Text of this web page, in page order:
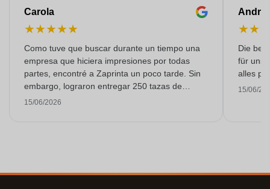
Carola
★★★★★
Como tuve que buscar durante un tiempo una
empresa que hiciera impresiones por todas
partes, encontré a Zaprinta un poco tarde. Sin
embargo, lograron entregar 250 tazas de
esmalte con una impresión excelente a tiempo.
15/06/2026
★★
Die
für
alles
15/06/